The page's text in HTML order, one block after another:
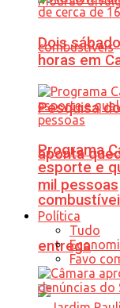
Pesquisa
aponta
entrega
Dois
horas em
Programa
esporte e
mil pessoas
Política
Tudo
Favo